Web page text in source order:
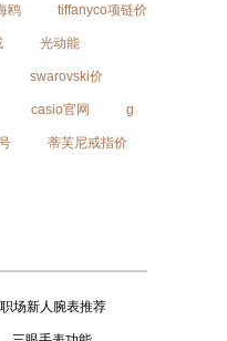
鸥 tiffanyco项链价
光动能
swarovski价
casio官网 g
蒂芙尼戒指价
职场新人腕表推荐